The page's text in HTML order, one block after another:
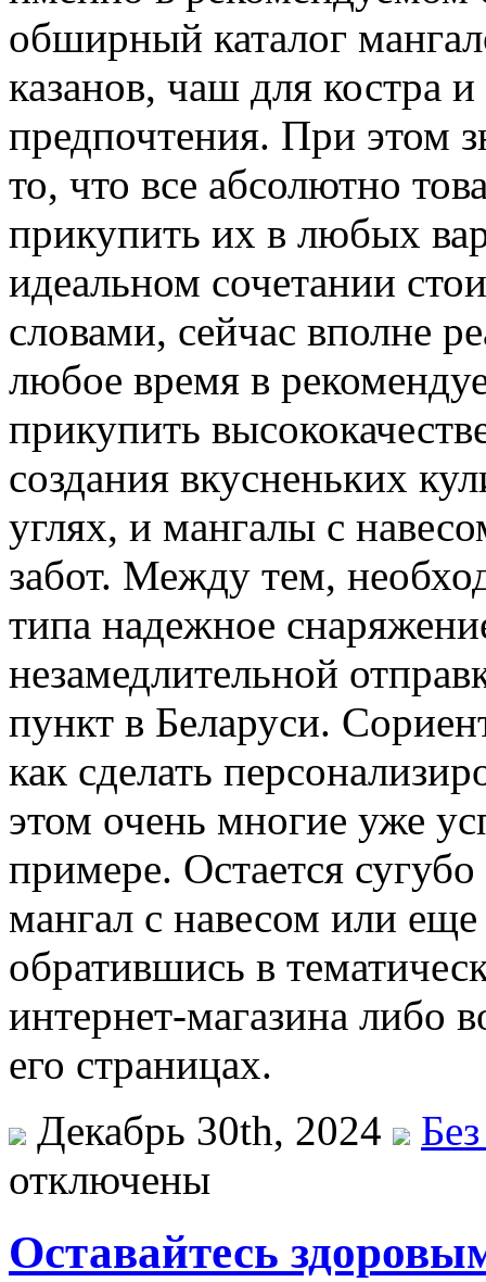
обширный каталог
казанов, чаш для костра
предпочтения. При этом
то, что все абсолютно
прикупить их в любых
идеальном сочетании
словами, сейчас вполне
любое время в
прикупить
создания вкусненьких
углях, и мангалы с
забот. Между тем,
типа надежное
незамедлительной
пункт в Беларуси.
как сделать
этом очень многие уже
примере. Остается
мангал с навесом или
обратившись в
интернет-магазина либо
его страницах.
Декабрь 30th, 2024
отключены
Оставайтесь